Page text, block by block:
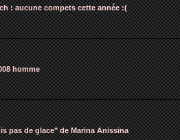
: aucune compets cette année :(
homme
pas de glace" de Marina Anissina